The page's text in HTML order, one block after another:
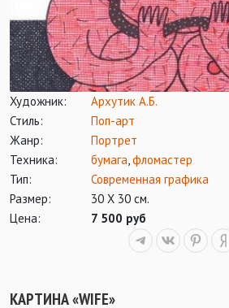
Художник:
Архутик А.Б.
Стиль:
Поп-арт
Жанр:
Портрет
Техника:
бумага,фломастер
Тип:
Современная графика
Размер:
30 Х 30 см.
Цена:
7 500 руб
КАРТИНА «WIFE»